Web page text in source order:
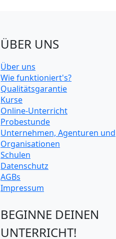
ÜBER UNS
Über uns
Wie funktioniert's?
Qualitätsgarantie
Kurse
Online-Unterricht
Probestunde
Unternehmen, Agenturen und
Organisationen
Schulen
Datenschutz
AGBs
Impressum
BEGINNE DEINEN
UNTERRICHT!